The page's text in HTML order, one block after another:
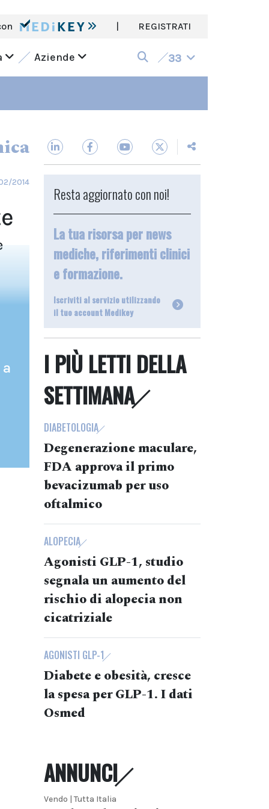
| REGISTRATI
Aziende 33
2014
Resta aggiornato con noi!
La tua risorsa per news
mediche, riferimenti clinici
e formazione.
Iscriviti al servizio utilizzando
il tuo account Medikey
I PIÙ LETTI DELLA
SETTIMANA
DIABETOLOGIA
Degenerazione maculare,
FDA approva il primo
bevacizumab per uso
oftalmico
ALOPECIA
Agonisti GLP-1, studio
segnala un aumento del
rischio di alopecia non
cicatriziale
AGONISTI GLP-1
Diabete e obesità, cresce
la spesa per GLP-1. I dati
Osmed
ANNUNCI
Vendo | Tutta Italia